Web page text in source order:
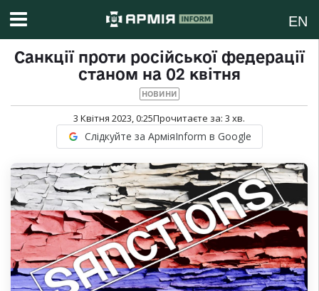
EN
Санкції проти російської федерації
станом на 02 квітня
НОВИНИ
3 Квітня 2023, 0:25Прочитаєте за: 3 хв.
Слідкуйте за АрміяInform в Google